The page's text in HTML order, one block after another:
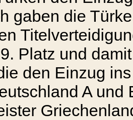
gaben die
Platz und
den Einzug
A